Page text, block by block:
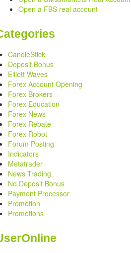
Open a FBS real account
CandleStick
Deposit Bonus
Elliott Waves
Forex Account Opening
Forex Brokers
Forex Education
Forex News
Forex Rebate
Forex Robot
Forum Posting
Indicators
Metatrader
News Trading
No Deposit Bonus
Payment Processor
Promotion
Promotions